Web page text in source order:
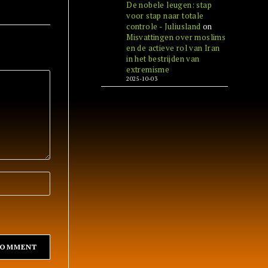
De nobele leugen: stap
voor stap naar totale
controle - Juliusland on
Misvattingen over moslims
en de actieve rol van Iran
in het bestrijden van
extremisme
2025-10-03